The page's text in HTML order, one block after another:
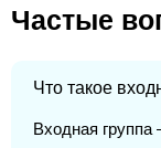
Частые
Что такое
Входная группа